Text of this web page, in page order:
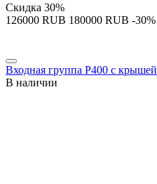
Скидка 30%
‍126000‍ RUB ‍180000‍ RUB -30%
Входная группа P400 с крышей
В наличии